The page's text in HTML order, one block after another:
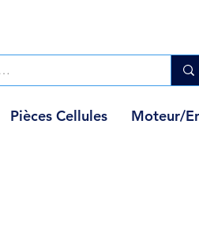
Pièces Cellules Moteur/